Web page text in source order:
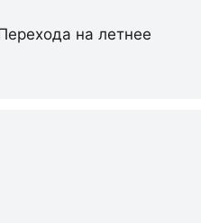
на летнее